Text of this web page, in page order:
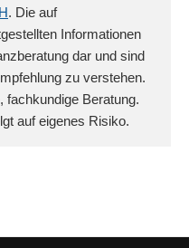
. Die auf
Informationen
dar und sind
zu verstehen.
fachkundige Beratung.
auf eigenes Risiko.